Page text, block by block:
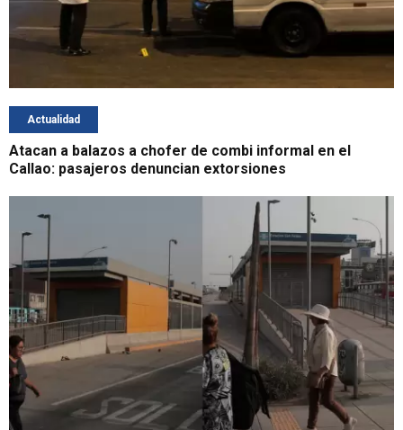
Actualidad
Atacan a balazos a chofer de combi informal en el
Callao: pasajeros denuncian extorsiones